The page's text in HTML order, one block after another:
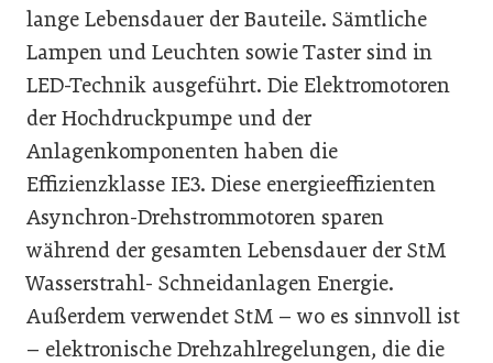
lange Lebensdauer der Bauteile. Sämtliche
Lampen und Leuchten sowie Taster sind in
LED-Technik ausgeführt. Die Elektromotoren
der Hochdruckpumpe und der
Anlagenkomponenten haben die
Effizienzklasse IE3. Diese energieeffizienten
Asynchron-Drehstrommotoren sparen
während der gesamten Lebensdauer der StM
Wasserstrahl- Schneidanlagen Energie.
Außerdem verwendet StM – wo es sinnvoll ist
– elektronische Drehzahlregelungen, die die